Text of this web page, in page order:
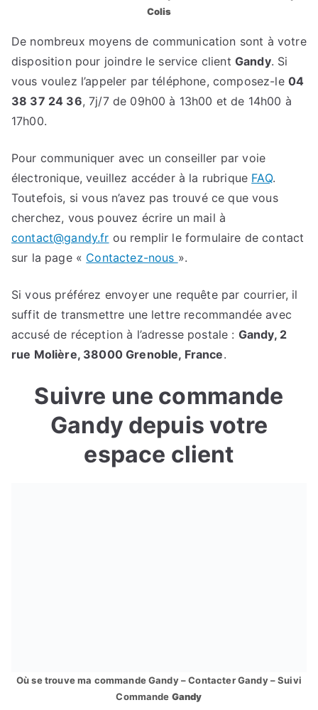
Colis
De nombreux moyens de communication sont à votre
disposition pour joindre le service client Gandy. Si
vous voulez l’appeler par téléphone, composez-le 04
38 37 24 36, 7j/7 de 09h00 à 13h00 et de 14h00 à
17h00.
Pour communiquer avec un conseiller par voie
électronique, veuillez accéder à la rubrique FAQ.
Toutefois, si vous n’avez pas trouvé ce que vous
cherchez, vous pouvez écrire un mail à
contact@gandy.fr ou remplir le formulaire de contact
sur la page « Contactez-nous ».
Si vous préférez envoyer une requête par courrier, il
suffit de transmettre une lettre recommandée avec
accusé de réception à l’adresse postale : Gandy, 2
rue Molière, 38000 Grenoble, France.
Suivre une commande
Gandy depuis votre
espace client
Où se trouve ma commande Gandy – Contacter Gandy – Suivi
Commande Gandy